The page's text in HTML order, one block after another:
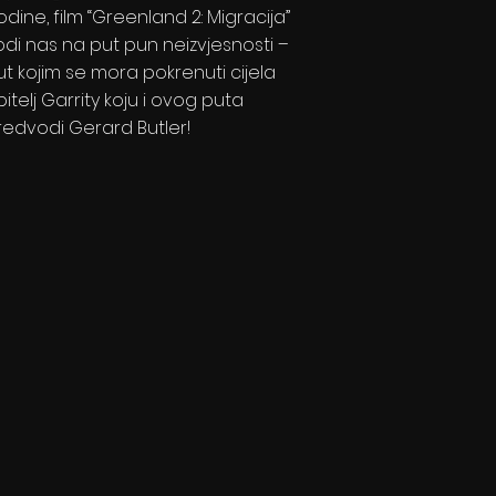
film “Greenland 2: Migracija”
nas na put pun neizvjesnosti –
kojim se mora pokrenuti cijela
Garrity koju i ovog puta
Gerard Butler!